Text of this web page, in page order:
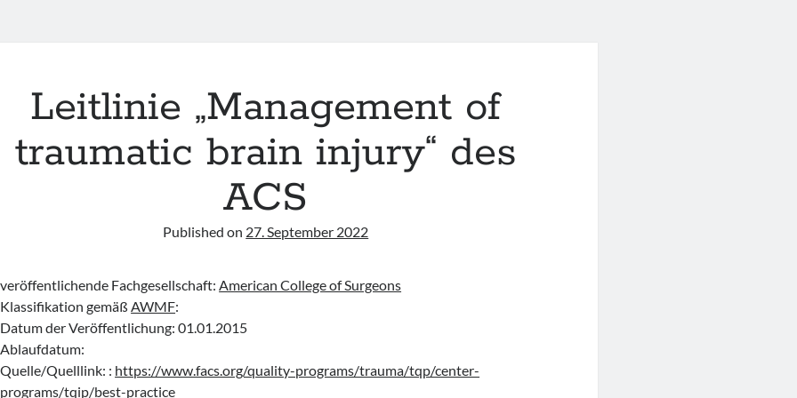
Leitlinie „Management of
traumatic brain injury“ des
ACS
Published on 27. September 2022
veröffentlichende Fachgesellschaft:American College of Surgeons
Klassifikation gemäßAWMF:
Datum der Veröffentlichung: 01.01.2015
Ablaufdatum:
Quelle/Quelllink: : https://www.facs.org/quality-programs/trauma/tqp/center-
programs/tqip/best-practice